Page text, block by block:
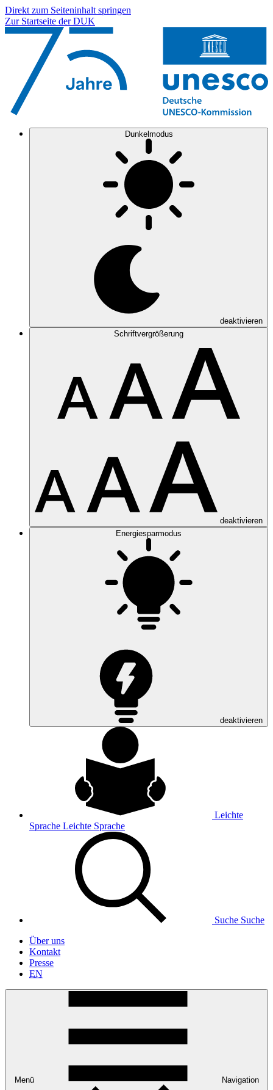
Direkt zum Seiteninhalt springen
Zur Startseite der DUK
Dunkelmodus
deaktivieren
Schriftvergrößerung
deaktivieren
Energiesparmodus
deaktivieren
Leichte
Sprache Leichte Sprache
Suche Suche
Über uns
Kontakt
Presse
EN
Menü Navigation